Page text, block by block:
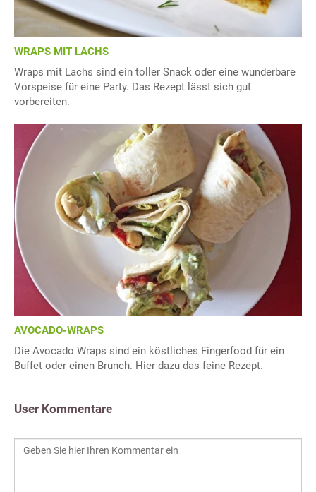
WRAPS MIT LACHS
Wraps mit Lachs sind ein toller Snack oder eine wunderbare
Vorspeise für eine Party. Das Rezept lässt sich gut
vorbereiten.
AVOCADO-WRAPS
Die Avocado Wraps sind ein köstliches Fingerfood für ein
Buffet oder einen Brunch. Hier dazu das feine Rezept.
User Kommentare